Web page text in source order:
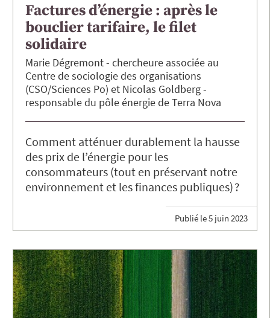
Factures d’énergie : après le
bouclier tarifaire, le filet
solidaire
Marie Dégremont
chercheure associée au
Centre de sociologie des organisations
(CSO/Sciences Po)
Nicolas Goldberg
responsable du pôle énergie de Terra Nova
Comment atténuer durablement la hausse
des prix de l’énergie pour les
consommateurs (tout en préservant notre
environnement et les finances publiques) ?
Publié le5 juin 2023